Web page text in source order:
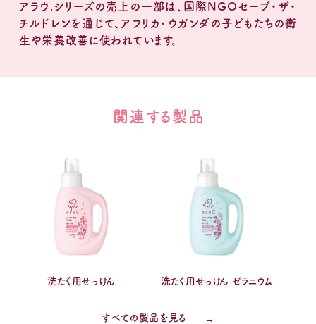
アラウ.シリーズの売上の一部は、国際NGOセーブ・ザ・
チルドレンを通じて、アフリカ・ウガンダの子どもたちの衛
生や栄養改善に使われています。
関連する製品
洗たく用せっけん 洗たく用せっけん ゼラニウム
すべての製品を見る